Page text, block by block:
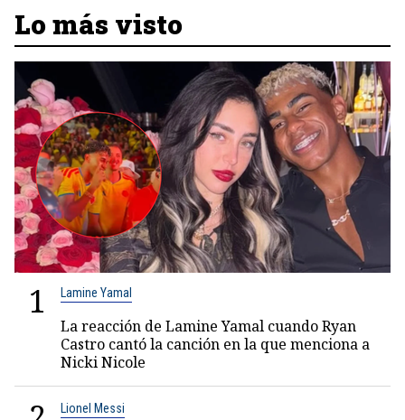
Lo más visto
1 Lamine Yamal
La reacción de Lamine Yamal cuando Ryan
Castro cantó la canción en la que menciona a
Nicki Nicole
Lionel Messi